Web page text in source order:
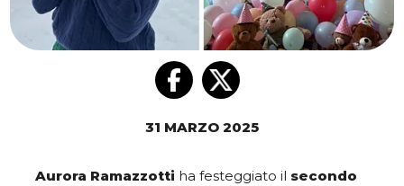
31 MARZO 2025
Aurora Ramazzotti ha festeggiato il secondo